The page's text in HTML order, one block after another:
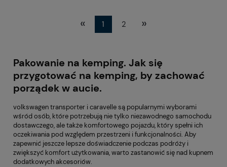
« 1 2 »
Pakowanie na kemping. Jak się
przygotować na kemping, by zachować
porządek w aucie.
volkswagen transporter i caravelle są popularnymi wyborami
wśród osób, które potrzebują nie tylko niezawodnego samochodu
dostawczego, ale także komfortowego pojazdu, który spełni ich
oczekiwania pod względem przestrzeni i funkcjonalności. Aby
zapewnić jeszcze lepsze doświadczenie podczas podróży i
zwiększyć komfort użytkowania, warto zastanowić się nad kupnem
dodatkowych akcesoriów.